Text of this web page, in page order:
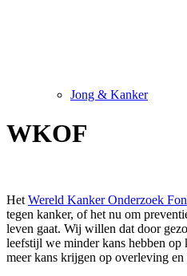
Jong & Kanker
WKOF
Het Wereld Kanker Onderzoek
tegen kanker, of het nu om
leven gaat. Wij willen dat door
leefstijl we minder kans hebben
meer kans krijgen op overleving